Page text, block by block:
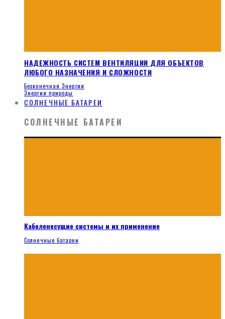
НАДЕЖНОСТЬ СИСТЕМ ВЕНТИЛЯЦИИ ДЛЯ ОБЪЕКТОВ
ЛЮБОГО НАЗНАЧЕНИЯ И СЛОЖНОСТИ
Бесконечная Энергия
Энергия природы
СОЛНЕЧНЫЕ БАТАРЕИ
СОЛНЕЧНЫЕ БАТАРЕИ
Кабеленесущие системы и их применение
Солнечные батареи